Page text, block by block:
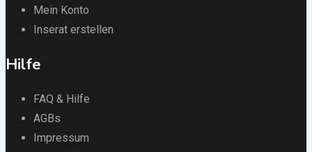
Mein Konto
Inserat erstellen
Hilfe
FAQ & Hilfe
AGBs
Impressum